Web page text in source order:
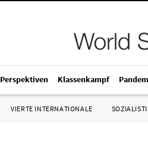
Perspektiven Klassenkampf
VIERTE INTERNATIONALE